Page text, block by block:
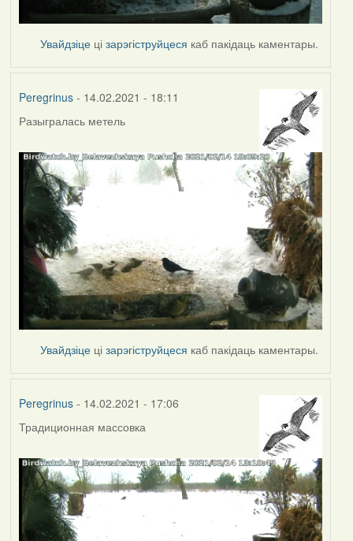
Увайдзіце цізарэгіструйцеся каб пакідаць каментары.
Peregrinus- 14.02.2021 - 18:11
Разыгралась метель
Увайдзіце цізарэгіструйцеся каб пакідаць каментары.
Peregrinus- 14.02.2021 - 17:06
Традиционная массовка